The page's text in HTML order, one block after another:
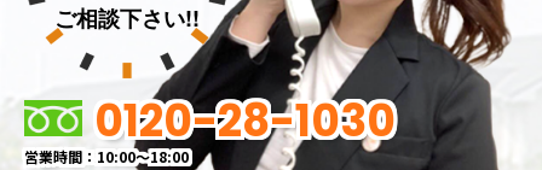
ご相談下さい!!
0120-28-1030
営業時間：10:00～18:00